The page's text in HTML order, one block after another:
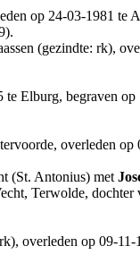
op 24-03-1981
(gezindte: rk),
Elburg, begraven
overleden
(St. Antonius) met
Terwolde, dochter
overleden op 09-